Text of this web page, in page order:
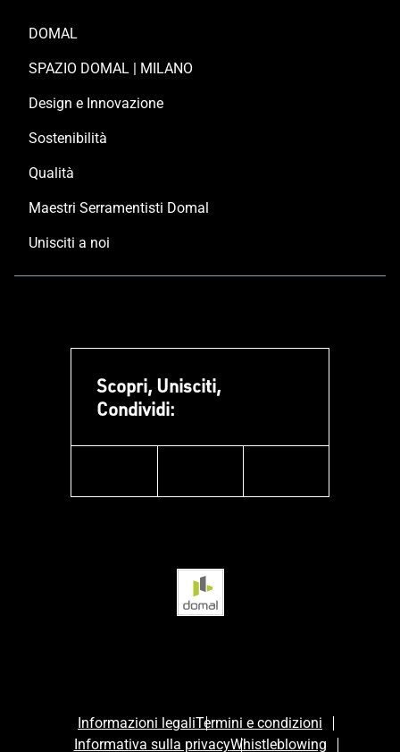
DOMAL
SPAZIO DOMAL | MILANO
Design e Innovazione
Sostenibilità
Qualità
Maestri Serramentisti Domal
Unisciti a noi
Scopri, Unisciti,
Condividi:
Informazioni legaliTermini e condizioni
Informativa sulla privacyWhistleblowing